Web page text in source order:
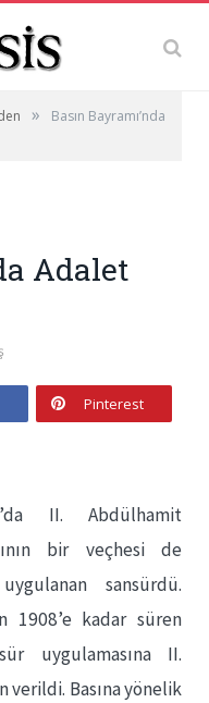
»
Basın Bayramı’nda
Adalet
Pinterest
II. Abdülhamit
bir veçhesi de
sansürdü.
1908’e kadar süren
uygulamasına II.
verildi. Basına yönelik